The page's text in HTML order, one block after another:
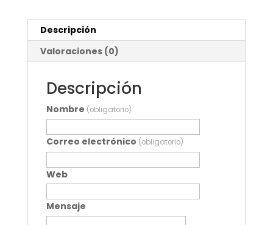
Descripción
Valoraciones (0)
Descripción
Nombre (obligatorio)
Correo electrónico (obligatorio)
Web
Mensaje